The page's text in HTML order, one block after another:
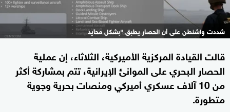
شددت واشنطن على أن الحصار يطبق "بشكل محايد
قالت القيادة المركزية الأميركية، الثلاثاء، إن عملية
الحصار البحري على الموانئ الإيرانية، تتم بمشاركة أكثر
من 10 آلاف عسكري أميركي ومنصات بحرية وجوية
متطورة.